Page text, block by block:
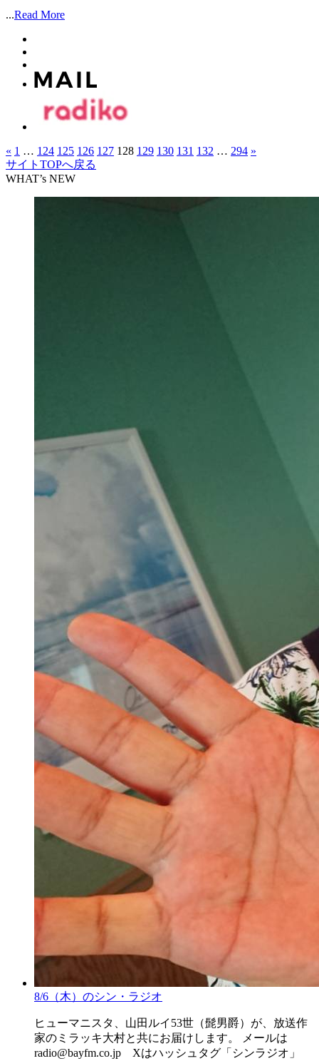
...Read More
« 1 … 124 125 126 127 128 129 130 131 132 … 294 »
サイトTOPへ戻る
WHAT’s NEW
8/6（木）のシン・ラジオ
ヒューマニスタ、山田ルイ53世（髭男爵）が、放送作
家のミラッキ大村と共にお届けします。 メールは
radio@bayfm.co.jp Xはハッシュタグ「シンラジオ」